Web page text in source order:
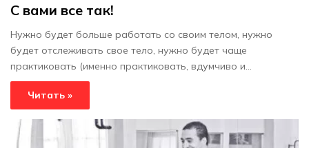
С вами все так!
Нужно будет больше работать со своим телом, нужно
будет отслеживать свое тело, нужно будет чаще
практиковать (именно практиковать, вдумчиво и…
Читать »